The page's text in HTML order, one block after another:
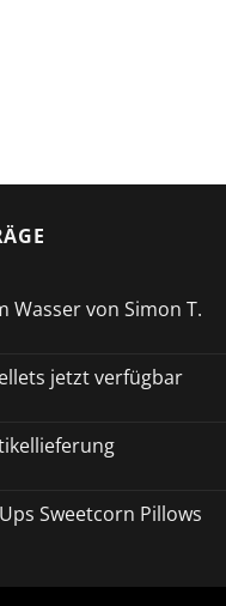
Wasser von Simon T.
jetzt verfügbar
Sweetcorn Pillows